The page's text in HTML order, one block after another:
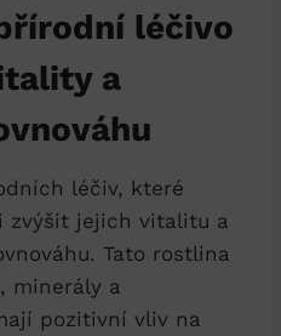
léčivo
a
léčiv, které
zvýšit jejich vitalitu a
Tato rostlina
minerály a
pozitivní vliv na